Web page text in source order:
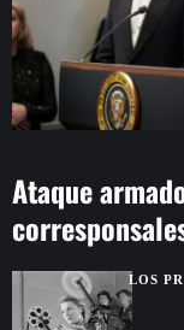
Ataque
WashingtonLOS